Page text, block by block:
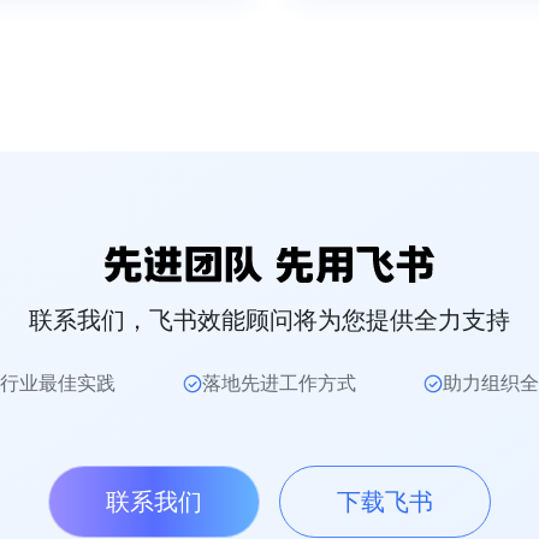
联系我们，飞书效能顾问将为您提供全力支持
业最佳实践 落地先进工作方式 助力组织
联系我们 下载飞书